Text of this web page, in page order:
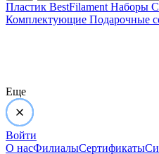
Пластик BestFilamentНаборы
Комплектующие Подарочные
Еще
Войти
О насФилиалыСертификаты